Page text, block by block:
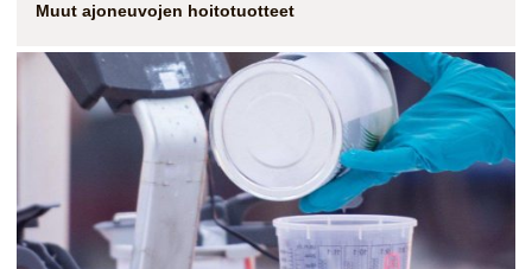
Muut ajoneuvojen hoitotuotteet